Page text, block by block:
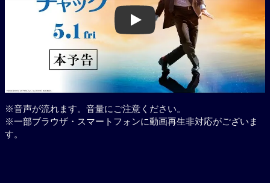
Play
※音声が流れます。音量にご注意ください。
※一部ブラウザ・スマートフォンに動画再生非対応がございま
す。